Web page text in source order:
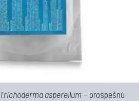
Trichoderma asperellum – prospešnú